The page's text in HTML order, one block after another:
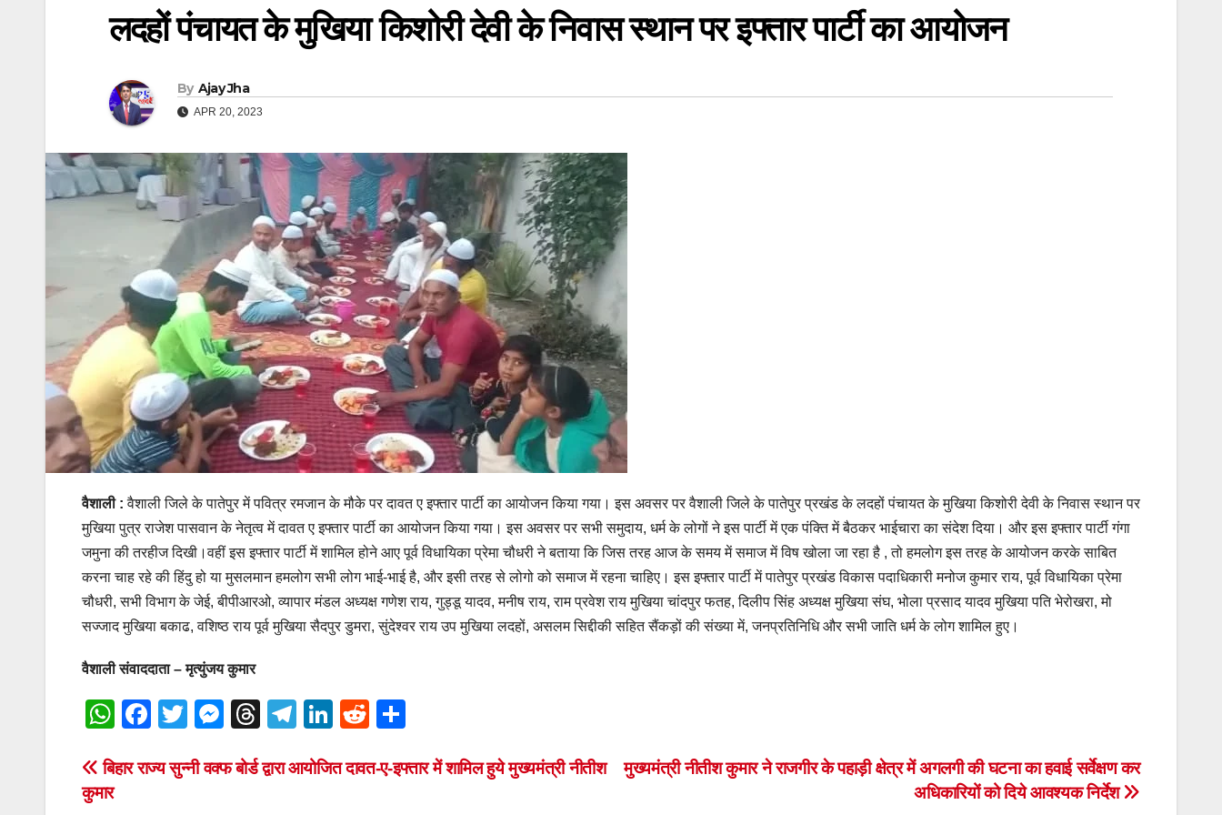
लदहों पंचायत के मुखिया किशोरी देवी के निवास स्थान पर इफ्तार पार्टी का आयोजन
By Ajay Jha
APR 20, 2023
वैशाली :वैशाली जिले के पातेपुर में पवित्र रमजान के मौके पर दावत ए इफ्तार पार्टी का आयोजन किया गया। इस अवसर पर वैशाली जिले के पातेपुर प्रखंड के लदहों पंचायत के मुखिया किशोरी देवी के निवास स्थान पर
मुखिया पुत्र राजेश पासवान के नेतृत्व में दावत ए इफ्तार पार्टी का आयोजन किया गया। इस अवसर पर सभी समुदाय, धर्म के लोगों ने इस पार्टी में एक पंक्ति में बैठकर भाईचारा का संदेश दिया। और इस इफ्तार पार्टी गंगा
जमुना की तरहीज दिखी।वहीं इस इफ्तार पार्टी में शामिल होने आए पूर्व विधायिका प्रेमा चौधरी ने बताया कि जिस तरह आज के समय में समाज में विष खोला जा रहा है , तो हमलोग इस तरह के आयोजन करके साबित
करना चाह रहे की हिंदु हो या मुसलमान हमलोग सभी लोग भाई-भाई है, और इसी तरह से लोगो को समाज में रहना चाहिए। इस इफ्तार पार्टी में पातेपुर प्रखंड विकास पदाधिकारी मनोज कुमार राय, पूर्व विधायिका प्रेमा
चौधरी, सभी विभाग के जेई, बीपीआरओ, व्यापार मंडल अध्यक्ष गणेश राय, गुड्डू यादव, मनीष राय, राम प्रवेश राय मुखिया चांदपुर फतह, दिलीप सिंह अध्यक्ष मुखिया संघ, भोला प्रसाद यादव मुखिया पति भेरोखरा, मो
सज्जाद मुखिया बकाढ, वशिष्ठ राय पूर्व मुखिया सैदपुर डुमरा, सुंदेश्वर राय उप मुखिया लदहों, असलम सिद्दीकी सहित सैंकड़ों की संख्या में, जनप्रतिनिधि और सभी जाति धर्म के लोग शामिल हुए।
वैशाली संवाददाता – मृत्युंजय कुमार
W
at
F
c
T
tt
M
ss
T
e
T
e
Li
k
R
d
ar
Post
मुख्यमंत्री नीतीश कुमार ने राजगीर के पहाड़ी क्षेत्र में अगलगी की घटना का हवाई सर्वेक्षण कर
अधिकारियों को दिये आवश्यक निर्देश
बिहार राज्य सुन्नी वक्फ बोर्ड द्वारा आयोजित दावत-ए-इफ्तार में शामिल हुये मुख्यमंत्री नीतीश
कुमार